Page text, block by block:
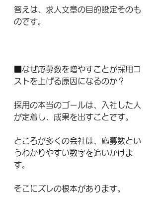
答えは、求人文章の目的設定そのも
のです。
■なぜ応募数を増やすことが採用コ
ストを上げる原因になるのか？
採用の本当のゴールは、入社した人
が定着し、成果を出すことです。
ところが多くの会社は、応募数とい
うわかりやすい数字を追いかけま
す。
そこにズレの根本があります。